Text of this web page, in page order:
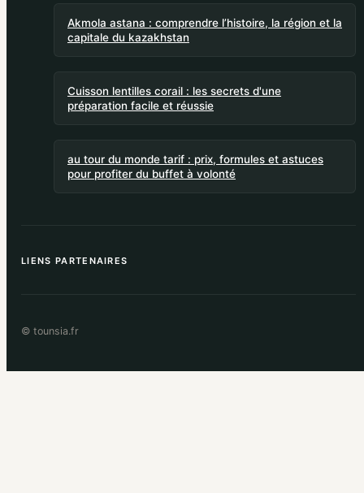
Akmola astana : comprendre l’histoire, la région et la
capitale du kazakhstan
Cuisson lentilles corail : les secrets d'une
préparation facile et réussie
au tour du monde tarif : prix, formules et astuces
pour profiter du buffet à volonté
LIENS PARTENAIRES
© tounsia.fr